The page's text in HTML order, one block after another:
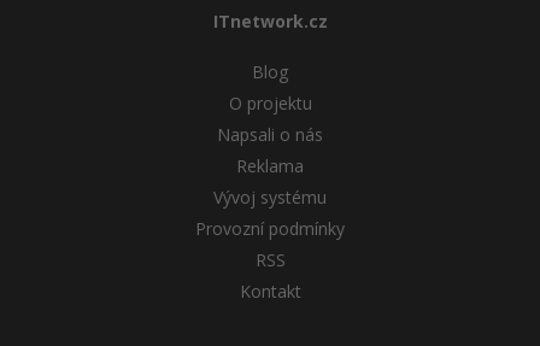
ITnetwork.cz
Blog
O projektu
Napsali o nás
Reklama
Vývoj systému
Provozní podmínky
RSS
Kontakt